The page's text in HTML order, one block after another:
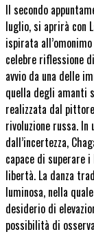
Il secondo
luglio, si aprirà con
ispirata
celebre riflessione
avvio da una delle
quella degli amanti
realizzata dal
rivoluzione russa.
dall’incertezza,
capace di superare
libertà. La danza
luminosa, nella
desiderio di
possibilità di